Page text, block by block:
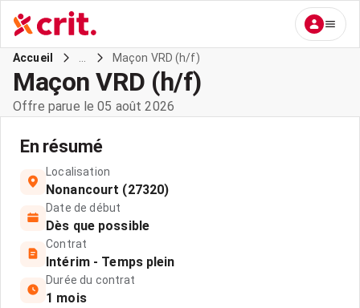
Accueil Maçon VRD (h/f)
Maçon VRD (h/f)
Offre parue le 05 août 2026
En résumé
Localisation
Nonancourt (27320)
Date de début
Dès que possible
Contrat
Intérim - Temps plein
Durée du contrat
1 mois